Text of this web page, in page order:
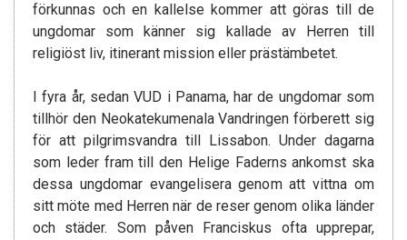
förkunnas och en kallelse kommer att göras till de
ungdomar som känner sig kallade av Herren till
religiöst liv, itinerant mission eller prästämbetet.
I fyra år, sedan VUD i Panama, har de ungdomar som
tillhör den Neokatekumenala Vandringen förberett sig
för att pilgrimsvandra till Lissabon. Under dagarna
som leder fram till den Helige Faderns ankomst ska
dessa ungdomar evangelisera genom att vittna om
sitt möte med Herren när de reser genom olika länder
och städer. Som påven Franciskus ofta upprepar,